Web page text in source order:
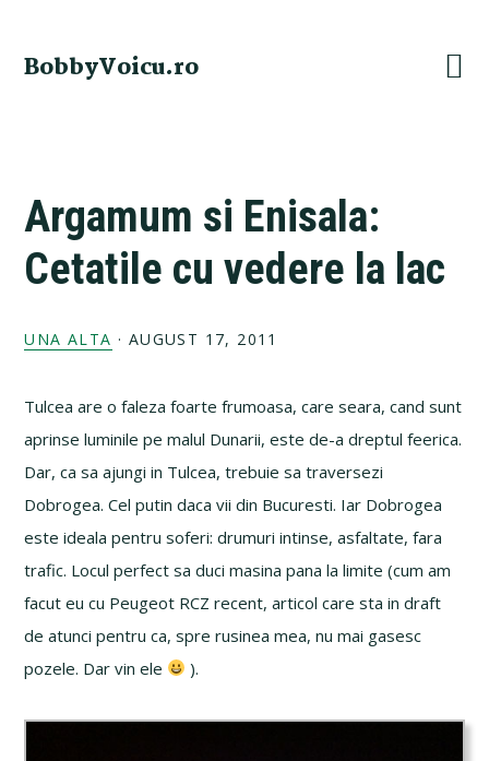
primary
main
primary
footer
BobbyVoicu.ro
Argamum si Enisala:
Cetatile cu vedere la lac
UNA ALTA · AUGUST 17, 2011
Tulcea are o faleza foarte frumoasa, care seara, cand sunt
aprinse luminile pe malul Dunarii, este de-a dreptul feerica.
Dar, ca sa ajungi in Tulcea, trebuie sa traversezi
Dobrogea. Cel putin daca vii din Bucuresti. Iar Dobrogea
este ideala pentru soferi: drumuri intinse, asfaltate, fara
trafic. Locul perfect sa duci masina pana la limite (cum am
facut eu cu Peugeot RCZ recent, articol care sta in draft
de atunci pentru ca, spre rusinea mea, nu mai gasesc
pozele. Dar vin ele
).